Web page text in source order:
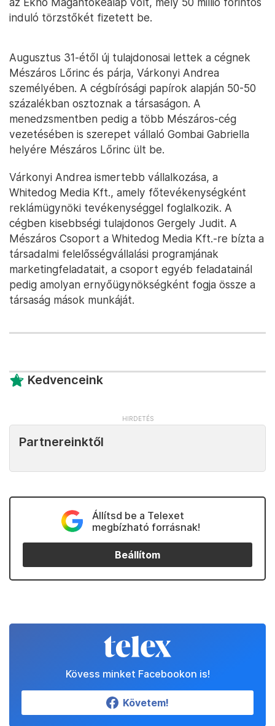
induló törzstőkét fizetett be.
Augusztus 31-étől új tulajdonosai lettek a cégnek
Mészáros Lőrinc és párja, Várkonyi Andrea
személyében. A cégbírósági papírok alapján 50-50
százalékban osztoznak a társaságon. A
menedzsmentben pedig a több Mészáros-cég
vezetésében is szerepet vállaló Gombai Gabriella
helyére Mészáros Lőrinc ült be.
Várkonyi Andrea ismertebb vállalkozása, a
Whitedog Media Kft., amely főtevékenységként
reklámügynöki tevékenységgel foglalkozik. A
cégben kisebbségi tulajdonos Gergely Judit. A
Mészáros Csoport a Whitedog Media Kft.-re bízta a
társadalmi felelősségvállalási programjának
marketingfeladatait, a csoport egyéb feladatainál
pedig amolyan ernyőügynökségként fogja össze a
társaság mások munkáját.
Kedvenceink
Partnereinktől
Állítsd be a Telexet
megbízható forrásnak!
Beállítom
Kövess minket Facebookon is!
Követem!